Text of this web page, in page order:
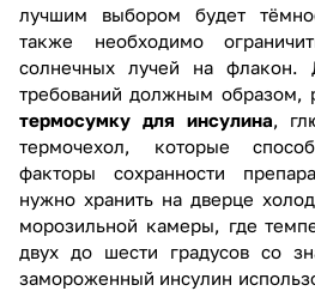
лучшим выбором будет
также необходимо
солнечных лучей на флакон.
требований должным образом,
термосумку для инсулина,
термочехол, которые
факторы сохранности
нужно хранить на дверце
морозильной камеры, где
двух до шести градусов со
замороженный инсулин